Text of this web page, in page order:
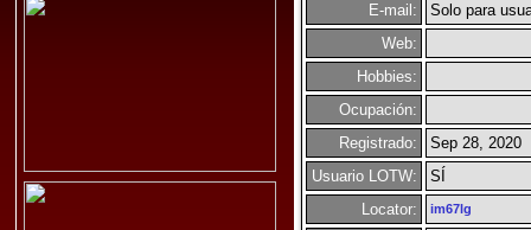
E-mail:
Solo para
Web:
Hobbies:
Ocupación:
Registrado:
Sep 28, 2020
Usuario LOTW:
SÍ
Locator:
im67lg